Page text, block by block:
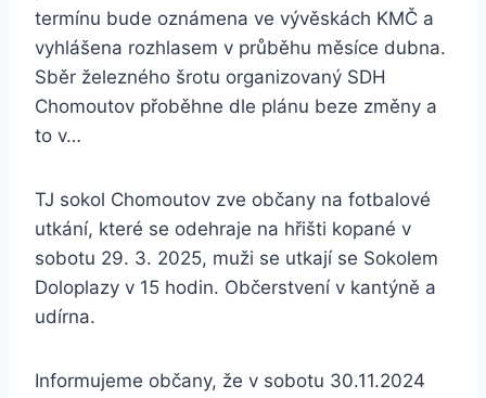
termínu bude oznámena ve vývěskách KMČ a
vyhlášena rozhlasem v průběhu měsíce dubna.
Sběr železného šrotu organizovaný SDH
Chomoutov přoběhne dle plánu beze změny a
to v…
TJ sokol Chomoutov zve občany na fotbalové
utkání, které se odehraje na hřišti kopané v
sobotu 29. 3. 2025, muži se utkají se Sokolem
Doloplazy v 15 hodin. Občerstvení v kantýně a
udírna.
Informujeme občany, že v sobotu 30.11.2024